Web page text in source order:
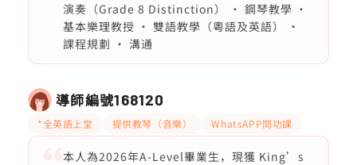
演奏（Grade 8 Distinction） • 鋼琴教學 •
基本樂理教授 • 雙語教學（粵語及英語） •
課程規劃 • 溝通
導師編號168120
*全英語上堂 提供教琴（音樂） WhatsAPP問功課
本人為2026年A-Level畢業生，現獲 King’s